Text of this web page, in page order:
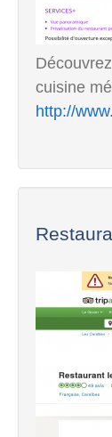
cuisine
http://